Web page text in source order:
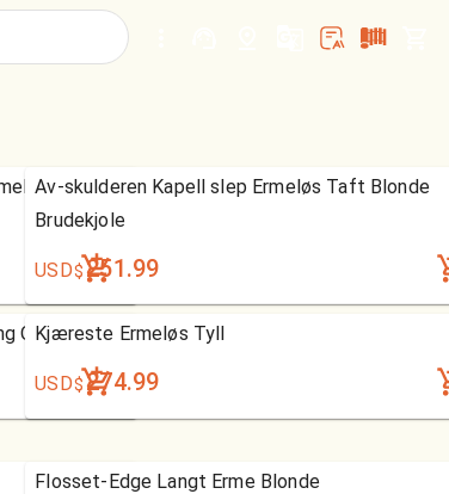
Sateng
Av-skulderen Kapell slep Ermeløs Taft Blonde
Brudekjole
USD$ 251.99
Organza
Kjæreste Ermeløs Tyll
USD$ 274.99
Flosset-Edge Langt Erme Blonde